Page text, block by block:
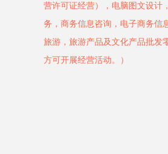
营许可证经营），电脑图文设计
务，商务信息咨询，电子商务信
旅游，旅游产品及文化产品批发
方可开展经营活动。）